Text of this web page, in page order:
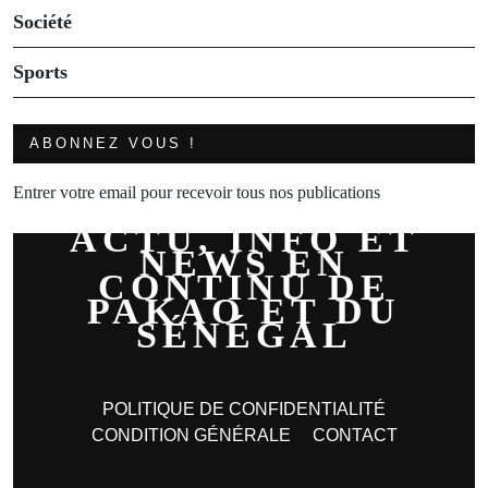
Société
Sports
ABONNEZ VOUS !
Entrer votre email pour recevoir tous nos publications
ACTU, INFO ET
NEWS EN
CONTINU DE
PAKAO ET DU
SÉNÉGAL
POLITIQUE DE CONFIDENTIALITÉ
CONDITION GÉNÉRALE
CONTACT